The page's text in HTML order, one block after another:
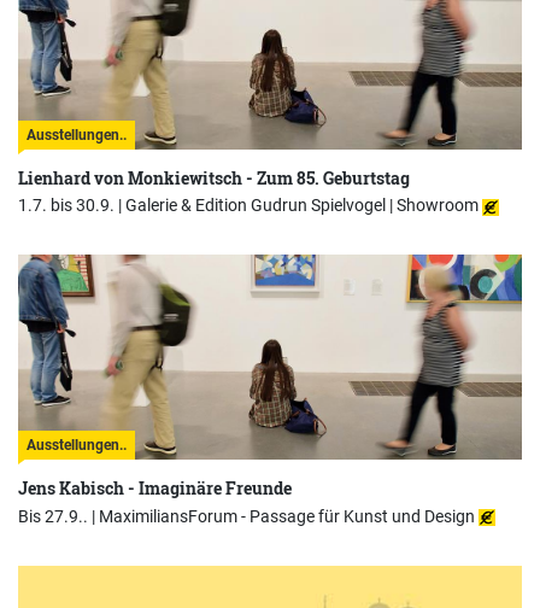
Ausstellungen..
Lienhard von Monkiewitsch - Zum 85. Geburtstag
1.7. bis 30.9. |Galerie & Edition Gudrun Spielvogel | Showroom
Ausstellungen..
Jens Kabisch - Imaginäre Freunde
Bis 27.9.. | MaximiliansForum - Passage für Kunst und Design